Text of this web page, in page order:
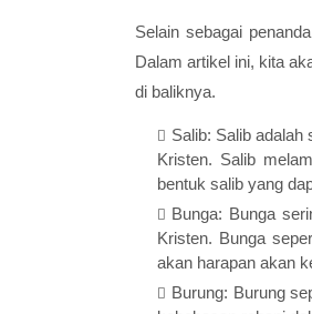
Selain sebagai
Dalam artikel ini, kita
di baliknya.
Salib: Salib adalah
Kristen. Salib
bentuk salib yang
Bunga: Bunga
Kristen. Bunga
akan harapan akan
Burung: Burung